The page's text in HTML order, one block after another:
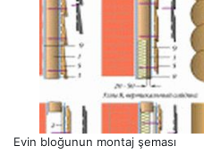
Evin bloğunun montaj şeması